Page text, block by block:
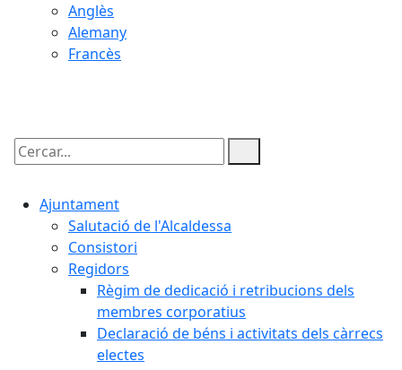
Anglès
Alemany
Francès
Cercar:
Ajuntament
Salutació de l'Alcaldessa
Consistori
Regidors
Règim de dedicació i retribucions dels
membres corporatius
Declaració de béns i activitats dels càrrecs
electes